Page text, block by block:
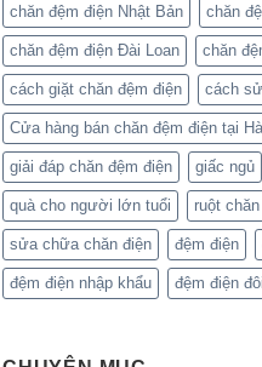
chăn đệm điện Nhật Bản chăn
chăn đệm điện Đài Loan chăn
cách giặt chăn đệm điện cách
Cửa hàng bán chăn đệm điện tại
giải đáp chăn đệm điện giấc ngủ
quà cho người lớn tuổi ruột
sửa chữa chăn điện đệm điện
đệm điện nhập khẩu đệm điện đôi